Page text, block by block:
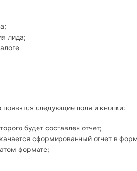
лида;
появятся следующие поля и кнопки:
будет составлен отчет;
сформированный отчет в
формате;